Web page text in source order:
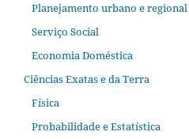
Planejamento urbano e regional
Serviço Social
Economia Doméstica
Ciências Exatas e da Terra
Física
Probabilidade e Estatística